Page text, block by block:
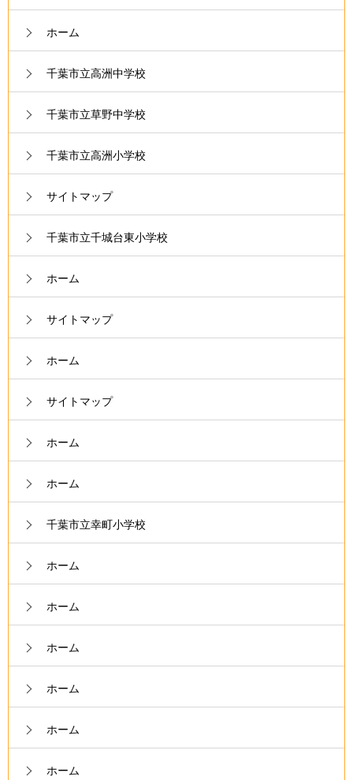
ホーム
千葉市立高洲中学校
千葉市立草野中学校
千葉市立高洲小学校
サイトマップ
千葉市立千城台東小学校
ホーム
サイトマップ
ホーム
サイトマップ
ホーム
ホーム
千葉市立幸町小学校
ホーム
ホーム
ホーム
ホーム
ホーム
ホーム